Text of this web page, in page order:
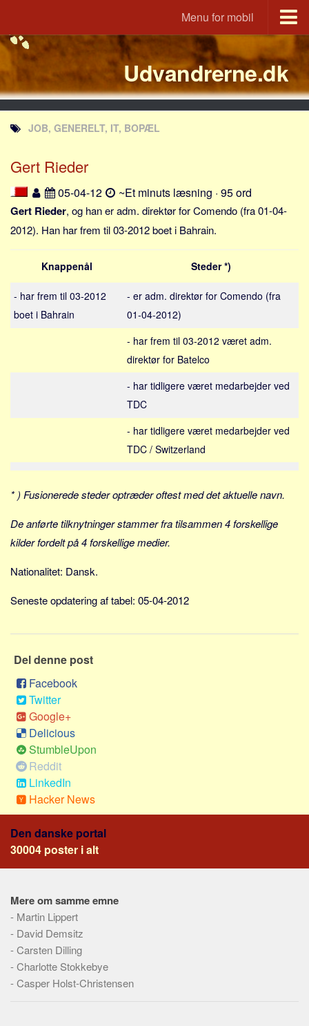
Menu for mobil
Portal
Udvandrerne.dk
Utvandrerne.no
Utvandrarna.se
Tyskland.dk
England.dk
JLKM.dk
Lande
Tyrkiet
Spanien
Frankrig
Sverige
USA
Nøgleord
Bolig
Virksomhed
Pension og opsparing
Forbrug
Alle
Aspekter
Køb og salg
Økonomi
Jura og regler
Skatter og afgifter
Statistik
Alle
Meta
Emner
Skribenter
Personer
Steder
Udvandrerne.dk
JOB, GENERELT, IT, BOPÆL
Gert Rieder
05-04-12 ~Et minuts læsning · 95 ord
Gert Rieder, og han er adm. direktør for Comendo (fra 01-04-
2012). Han har frem til 03-2012 boet i Bahrain.
Knappenål Steder *)
- har frem til 03-2012
boet i Bahrain
- er adm. direktør for Comendo (fra
01-04-2012)
- har frem til 03-2012 været adm.
direktør for Batelco
- har tidligere været medarbejder ved
TDC
- har tidligere været medarbejder ved
TDC / Switzerland
* ) Fusionerede steder optræder oftest med det aktuelle navn.
De anførte tilknytninger stammer fra tilsammen 4 forskellige
kilder fordelt på 4 forskellige medier.
Nationalitet: Dansk.
Seneste opdatering af tabel: 05-04-2012
Del denne post
Facebook
Twitter
Google+
Delicious
StumbleUpon
Reddit
LinkedIn
Hacker News
Den danske portal
30004 poster i alt
Mere om samme emne
- Martin Lippert
- David Demsitz
-Carsten Dilling
-Charlotte Stokkebye
-Casper Holst-Christensen